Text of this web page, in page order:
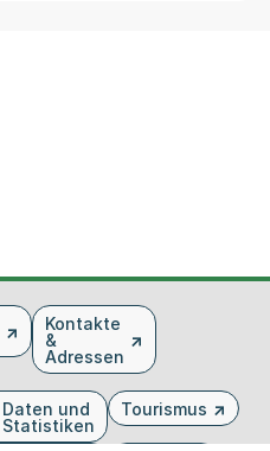
Kontakte
&
Adressen
Daten und
Statistiken
Tourismus